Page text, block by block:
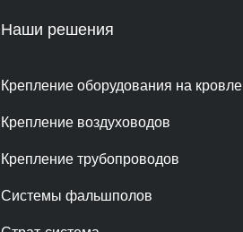
Наши решения
Крепление оборудования на кровле
Крепление воздуховодов
Крепление трубопроводов
Системы фальшполов